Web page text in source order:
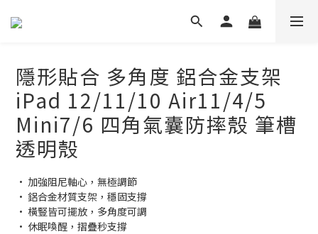
隱形貼合 多角度 鋁合金支架
iPad 12/11/10 Air11/4/5
Mini7/6 四角氣囊防摔殼 筆槽
透明殼
• 加強阻尼軸心，無極調節
• 鋁合金材質支架，穩固支撐
• 橫豎皆可擺放，多角度可調
• 休眠喚醒，摺疊秒支撐